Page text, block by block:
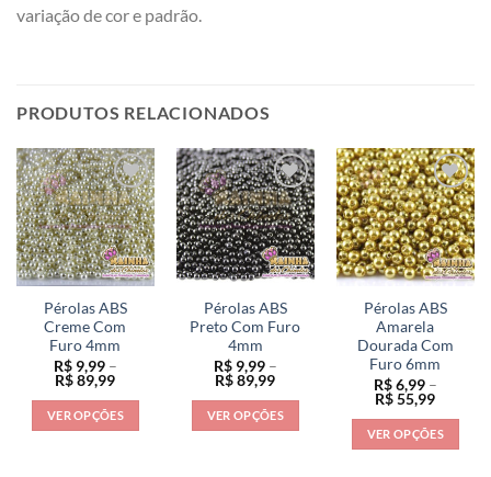
variação de cor e padrão.
PRODUTOS RELACIONADOS
Pérolas ABS
Creme Com
Furo 4mm
R$9,99 –
R$89,99Faixa
preço:
R$ 9,99
através
VER OPÇÕES
Pérolas ABS
Preto Com Furo
4mm
R$9,99 –
R$89,99Faixa
preço:
R$ 9,99
através
VER OPÇÕES
Pérolas ABS
Amarela
Dourada Com
Furo 6mm
R$6,99 –
R$55,99Faixa
preço:
R$ 6,99
através
VER OPÇÕES